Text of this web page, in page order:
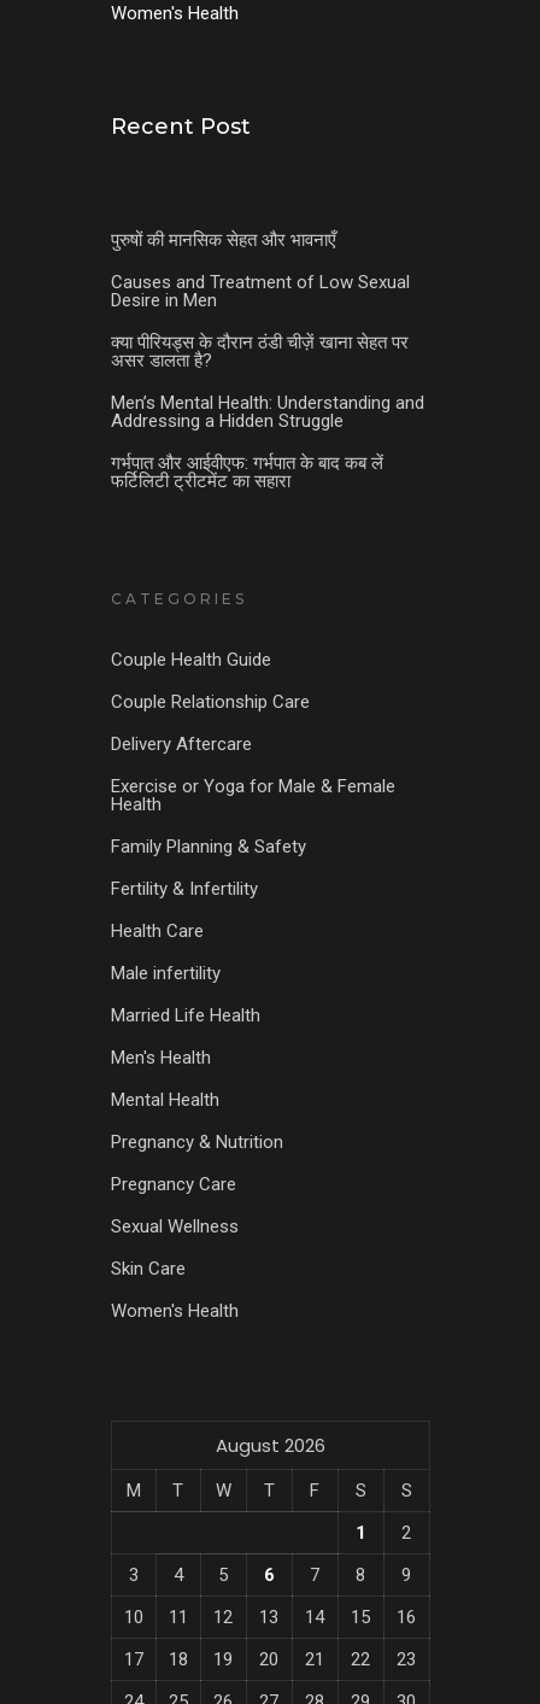
Women's Health
Recent Post
पुरुषों की मानसिक सेहत और भावनाएँ
Causes and Treatment of Low Sexual
Desire in Men
क्या पीरियड्स के दौरान ठंडी चीज़ें खाना सेहत पर
असर डालता है?
Men’s Mental Health: Understanding and
Addressing a Hidden Struggle
गर्भपात और आईवीएफ: गर्भपात के बाद कब लें
फर्टिलिटी ट्रीटमेंट का सहारा
CATEGORIES
Couple Health Guide
Couple Relationship Care
Delivery Aftercare
Exercise or Yoga for Male & Female
Health
Family Planning & Safety
Fertility & Infertility
Health Care
Male infertility
Married Life Health
Men's Health
Mental Health
Pregnancy & Nutrition
Pregnancy Care
Sexual Wellness
Skin Care
Women's Health
August 2026
M T W T F S
S
1
2
3
4 5 6 7 8
9
10
11 12 13 14 15
16
17
18 19 20 21 22
23